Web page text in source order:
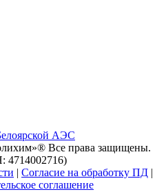
АЭС
® Все права защищены.
4714002716)
| Согласие на обработку ПД |
соглашение